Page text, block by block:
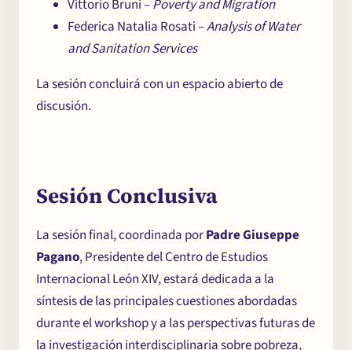
Vittorio Bruni –Poverty and Migration
Federica Natalia Rosati –Analysis of Water
and Sanitation Services
La sesión concluirá con un espacio abierto de
discusión.
Sesión Conclusiva
La sesión final, coordinada porPadre Giuseppe
Pagano, Presidente del Centro de Estudios
Internacional León XIV, estará dedicada a la
síntesis de las principales cuestiones abordadas
durante el workshop y a las perspectivas futuras de
la investigación interdisciplinaria sobre pobreza,